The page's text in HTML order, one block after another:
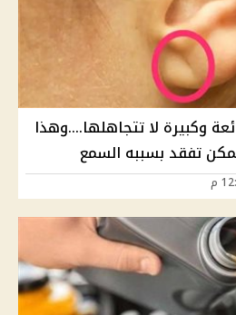
وكبيرة لا تتجاهلها....وهذا
تفقد بسببه السمع